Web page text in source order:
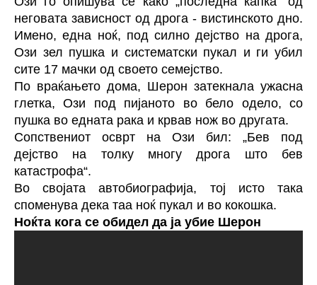
неговата зависност од дрога - вистинското дно.
Имено, една ноќ, под силно дејство на дрога,
Ози зел пушка и систематски пукал и ги убил
сите 17 мачки од своето семејство.
По враќањето дома, Шерон затекнала ужасна
глетка, Ози под пијаното во бело одело, со
пушка во едната рака и крвав нож во другата.
Сопствениот осврт на Ози бил: „Бев под
дејство на толку многу дрога што бев
катастрофа“.
Во својата автобиографија, тој исто така
споменува дека таа ноќ пукал и во кокошка.
Ноќта кога се обидел да ја убие Шерон